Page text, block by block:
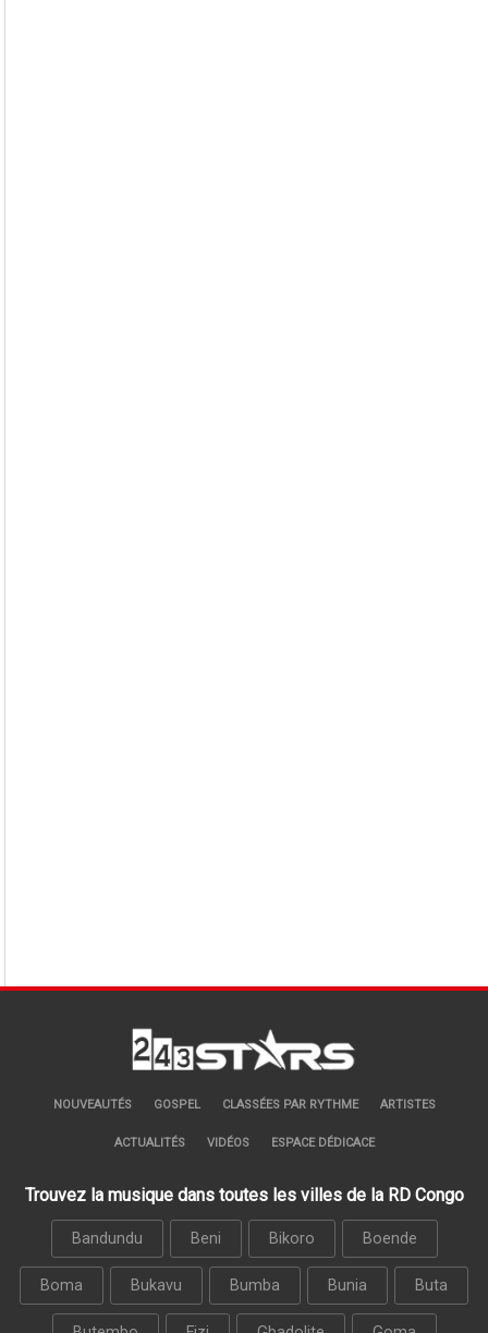
NOUVEAUTÉS GOSPEL CLASSÉES PAR RYTHME ARTISTES
ACTUALITÉS VIDÉOS ESPACE DÉDICACE
Trouvez la musique dans toutes les villes de la RD Congo
Bandundu Beni Bikoro Boende
Boma Bukavu Bumba Bunia Buta